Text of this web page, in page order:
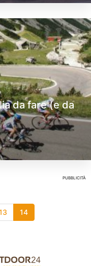
da fare (e da
PUBBLICITÀ
14